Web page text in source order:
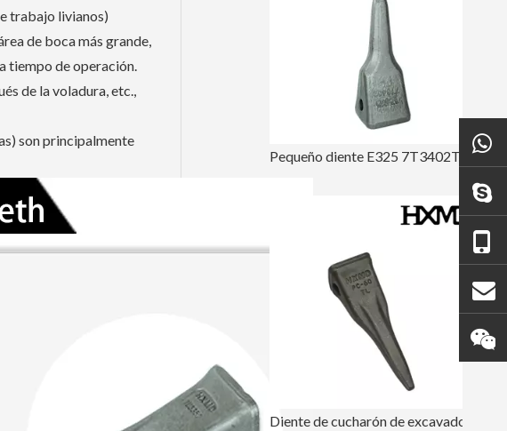
trabajo livianos)
de boca más grande,
tiempo de operación.
de la voladura, etc.,
son principalmente
Pequeño diente E325 7T3402TL del cubo del excavador de Caterpillar de la perforación